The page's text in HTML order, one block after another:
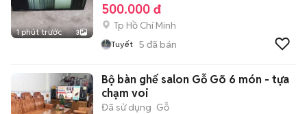
1 phút trước 3
500.000 đ
Tp Hồ Chí Minh
Tuyết 5 đã bán
Bộ bàn ghế salon Gỗ Gõ 6 món - tựa
chạm voi
Đã sử dụng Gỗ